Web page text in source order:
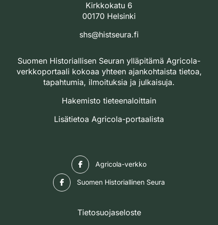
Kirkkokatu 6
00170 Helsinki
shs@histseura.fi
Suomen Historiallisen Seuran ylläpitämä Agricola-
verkkoportaali kokoaa yhteen ajankohtaista tietoa,
tapahtumia, ilmoituksia ja julkaisuja.
Hakemisto tieteenaloittain
Lisätietoa Agricola-portaalista
Agricola-verkko
Suomen Historiallinen Seura
Tietosuojaseloste